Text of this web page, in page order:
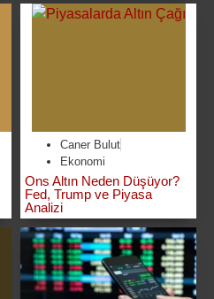
Caner Bulut
Ekonomi
Ons Altın Neden Düşüyor?
Fed, Trump ve Piyasa
Analizi